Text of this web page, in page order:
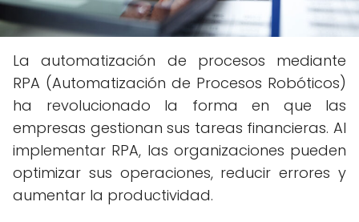
La automatización de procesos mediante
RPA (Automatización de Procesos Robóticos)
ha revolucionado la forma en que las
empresas gestionan sus tareas financieras. Al
implementar RPA, las organizaciones pueden
optimizar sus operaciones, reducir errores y
aumentar la productividad.